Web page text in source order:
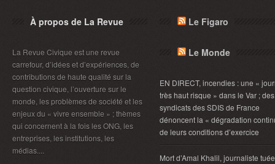
À propos de La Revue
La Revue Civique est une revue
carrefour, d’idées et d’expériences, de
contributions de haute qualité sur la
question civique, l’ouverture sur le
monde, les problèmes de société et les
enjeux du « vivre ensemble » ; thèmes
qui concernent à la fois les ONG, les
entreprises, les institutions, les
médias....
Le Figaro
Le Monde
EN DIRECT, incendies : une «
très haut risque » dans le Var ; des
syndicats des SDIS de France
dénoncent la « dégradation
de leurs conditions d’exercice
Mort d’Amal Khalil, journaliste